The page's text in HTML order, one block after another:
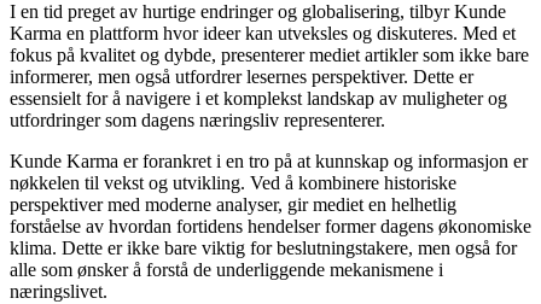
I en tid preget av hurtige endringer og globalisering, tilbyr Kunde
Karma en plattform hvor ideer kan utveksles og diskuteres. Med et
fokus på kvalitet og dybde, presenterer mediet artikler som ikke bare
informerer, men også utfordrer lesernes perspektiver. Dette er
essensielt for å navigere i et komplekst landskap av muligheter og
utfordringer som dagens næringsliv representerer.
Kunde Karma er forankret i en tro på at kunnskap og informasjon er
nøkkelen til vekst og utvikling. Ved å kombinere historiske
perspektiver med moderne analyser, gir mediet en helhetlig
forståelse av hvordan fortidens hendelser former dagens økonomiske
klima. Dette er ikke bare viktig for beslutningstakere, men også for
alle som ønsker å forstå de underliggende mekanismene i
næringslivet.